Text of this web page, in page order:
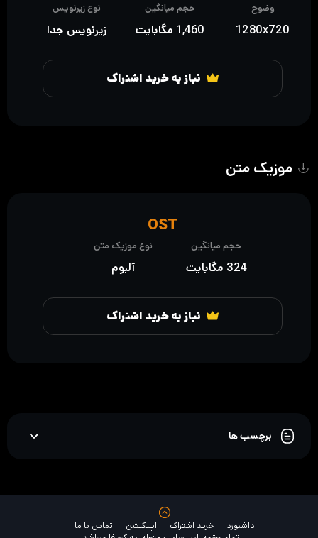
نیاز به خرید اشتراک
وضوح
1280x720
حجم میانگین
1,460 مگابایت
نوع زیرنویس
زیرنویس جدا
موزیک متن
نیاز به خرید اشتراک
حجم میانگین
324 مگابایت
نوع موزیک متن
آلبوم
OST
برچسب ها
داشبورد خرید اشتراک اپلیکیشن
تماس با ما